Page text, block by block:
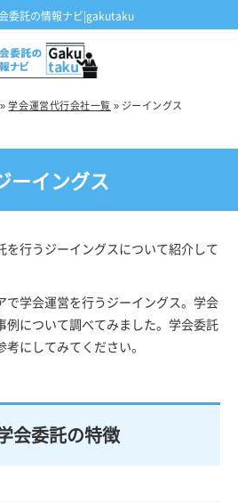
委託の情報ナビ|gakutaku
»学会運営代行会社一覧 » ジーイングス
ーイングス
を行うジーイングスについて紹介して
で学会運営を行うジーイングス。学会
例について調べてみました。学会委託
にしてみてください。
会委託の特徴